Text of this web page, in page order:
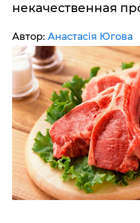
некачественная
Автор: Анастасія Югова